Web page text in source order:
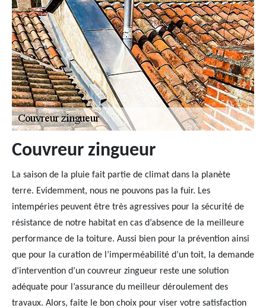
Couvreur zingueur
La saison de la pluie fait partie de climat dans la planète
terre. Evidemment, nous ne pouvons pas la fuir. Les
intempéries peuvent être très agressives pour la sécurité de
résistance de notre habitat en cas d’absence de la meilleure
performance de la toiture. Aussi bien pour la prévention ainsi
que pour la curation de l’imperméabilité d’un toit, la demande
d’intervention d’un couvreur zingueur reste une solution
adéquate pour l’assurance du meilleur déroulement des
travaux. Alors, faite le bon choix pour viser votre satisfaction